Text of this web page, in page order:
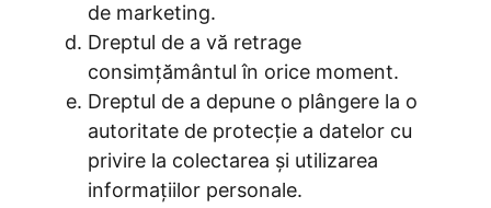
de marketing.
Dreptul de a vă retrage
consimțământul în orice moment.
Dreptul de a depune o plângere la o
autoritate de protecție a datelor cu
privire la colectarea și utilizarea
informațiilor personale.